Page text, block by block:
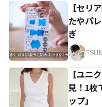
【セリ
たやパ
ぎ
TSUN
【ユニ
見！1枚
ップ」